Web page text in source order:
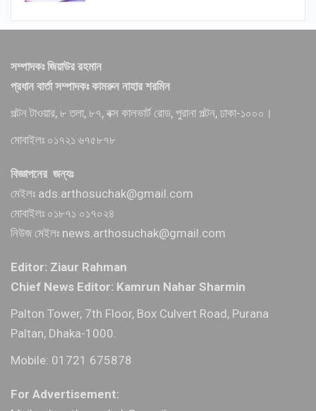
সম্পাদকঃ জিয়াউর রহমান
প্রধান বার্তা সম্পাদকঃ কামরুন নাহার শরমিন
পল্টন টাওয়ার, ৮ তলা, ৮৭, বক্স কালভার্ট রোড, পুরানা পল্টন, ঢাকা-১০০০।
মোবাইলঃ ০১৭২১ ৬৭৫৮৭৮
বিজ্ঞাপনের জন্যঃ
মেইলঃ ads.arthosuchak@gmail.com
মোবাইলঃ ০১৮৭১ ০১৭০২৪
নিউজ মেইলঃ news.arthosuchak@gmail.com
Editor: Ziaur Rahman
Chief News Editor: Kamrun Nahar Sharmin
Palton Tower, 7th Floor, Box Culvert Road, Purana
Paltan, Dhaka-1000.
Mobile: 01721 675878
For Advertisement: